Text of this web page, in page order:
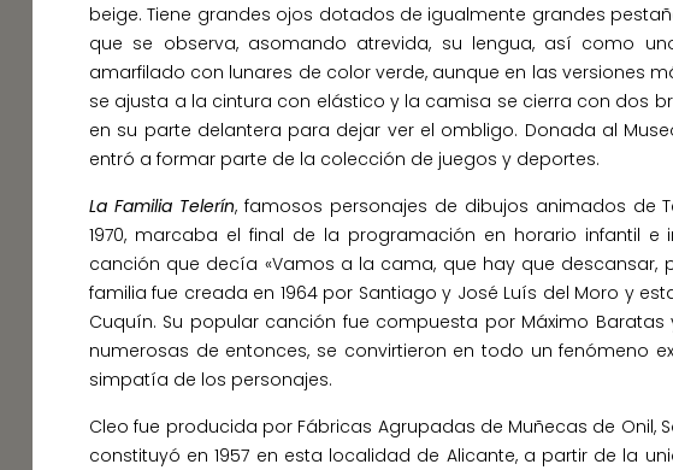
beige. Tiene grandes ojos dotados de igualmente grandes
que se observa, asomando atrevida, su lengua, así como
amarfilado con lunares de color verde, aunque en las versiones
se ajusta a la cintura con elástico y la camisa se cierra con dos
en su parte delantera para dejar ver el ombligo. Donada al
entró a formar parte de la colección de juegos y deportes.
La Familia Telerín, famosos personajes de dibujos animados de
1970, marcaba el final de la programación en horario infantil
canción que decía «Vamos a la cama, que hay que
familia fue creada en 1964 por Santiago y José Luís del Moro y
Cuquín. Su popular canción fue compuesta por Máximo Baratas
numerosas de entonces, se convirtieron en todo un fenómeno
simpatía de los personajes.
Cleo fue producida por Fábricas Agrupadas de Muñecas de Onil,
constituyó en 1957 en esta localidad de Alicante, a partir de la